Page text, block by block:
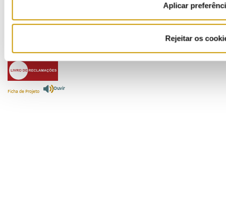
Aplicar
Rejeitar os
COFINANCIADORES:
Ficha de Projeto Ouvir